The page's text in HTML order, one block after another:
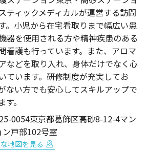
ティックメディカルが運営する訪問
。小児から在宅看取りまで幅広い患
器を使用される方や精神疾患のある
看護も行っています。また、アロマ
などを取り入れ、身体だけでなく心
ています。研修制度が充実してお
ない方でも安心してスキルアップで
。
0054東京都葛飾区高砂8-12-4マン
ン戸部102号室
地図を見る